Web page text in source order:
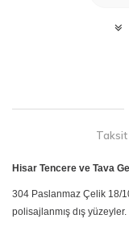
Hisar Tencere ve Tava
304 Paslanmaz Çelik 18/
polisajlanmış dış yüzeyler.